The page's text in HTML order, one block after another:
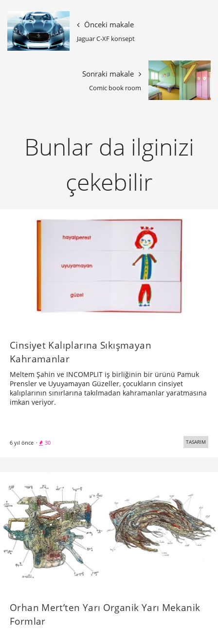
Önceki makale
Jaguar C-XF konsept
Sonraki makale
Comic book room
Bunlar da ilginizi
çekebilir
Cinsiyet Kalıplarına Sıkışmayan
Kahramanlar
Meltem Şahin ve INCOMPLIT iş birliğinin bir ürünü Pamuk
Prensler ve Uyuyamayan Güzeller, çocukların cinsiyet
kalıplarının sınırlarına takılmadan kahramanlar yaratmasına
imkan veriyor.
6 yıl önce · 30 TASARIM
Orhan Mert’ten Yarı Organik Yarı Mekanik
Formlar